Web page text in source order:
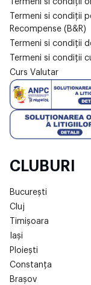
Termeni si condiții
Termeni si condiții
Recompense (B&R)
Termeni si condiții
Termeni si condiții
Curs Valutar
CLUBURI
București
Cluj
Timișoara
Iași
Ploiești
Constanța
Brașov